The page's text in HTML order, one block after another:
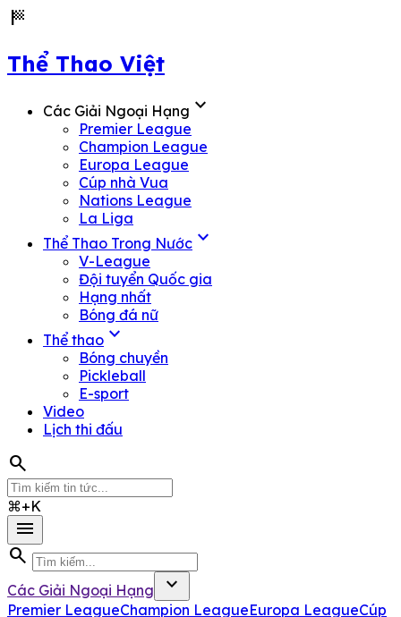
sports_score
Thể Thao Việt
Các Giải Ngoại Hạng expand_more
Premier League
Champion League
Europa League
Cúp nhà Vua
Nations League
La Liga
Thể Thao Trong Nước expand_more
V-League
Đội tuyển Quốc gia
Hạng nhất
Bóng đá nữ
Thể thao expand_more
Bóng chuyền
Pickleball
E-sport
Video
Lịch thi đấu
search
⌘+K
menu
search
Các Giải Ngoại Hạng expand_more
Premier LeagueChampion LeagueEuropa LeagueCúp